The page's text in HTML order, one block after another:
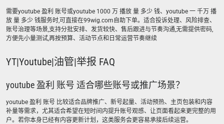
需要youtube 盈利 账号或youtube 1000 万 播放 量 多少 钱、youtube 一 千万 播
放 量 多少 钱服务时,可直接在99wig.com自助下单。适合投诉处理、风险排查、
账号治理等场景,支持分批安排、发货较快、售后跟进与节奏沟通,无需提供密码,
方便先小量测试,再按预算、活动节点和日常运营节奏继续
YT|Youtube|油管|举报 FAQ
youtube 盈利 账号 适合哪些账号或推广场景？
youtube 盈利 账号 比较适合品牌推广、新号起量、活动预热、主页包装和内容
补量等需求，尤其适合希望在短时间内提升账号观感、让页面看起来更完整的用
户。若你本身已经有内容更新计划，这类服务会更容易承接后续运营。